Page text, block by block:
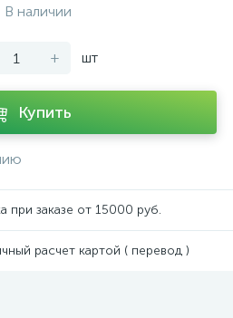
В наличии
+ шт
Купить
при заказе от 15000 руб.
расчет картой ( перевод )